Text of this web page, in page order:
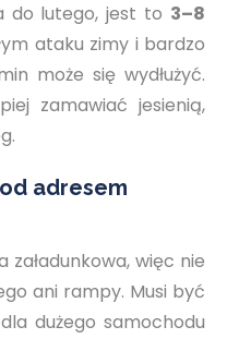
do lutego, jest to 3–8
ataku zimy i bardzo
może się wydłużyć.
zamawiać jesienią,
adresem
załadunkowa, więc nie
ani rampy. Musi być
dla dużego samochodu